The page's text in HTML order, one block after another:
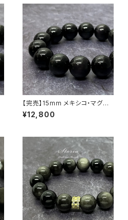
【完売】15mm メキシコ・マグダ
レナ産 オブシディアン ブレスレ
ット
¥12,800